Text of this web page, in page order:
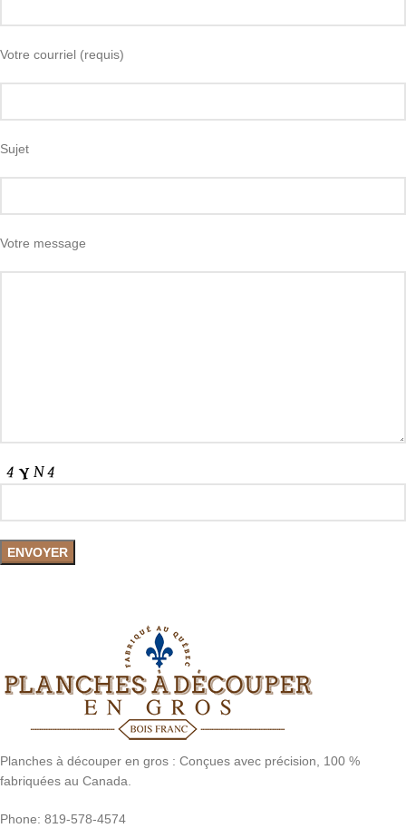
Votre courriel (requis)
Sujet
Votre message
Planches à découper en gros : Conçues avec précision, 100 %
fabriquées au Canada.
Phone: 819-578-4574